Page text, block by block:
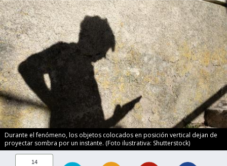
Durante el fenómeno, los objetos colocados en posición vertical dejan de
proyectar sombra por un instante. (Foto ilustrativa: Shutterstock)
14